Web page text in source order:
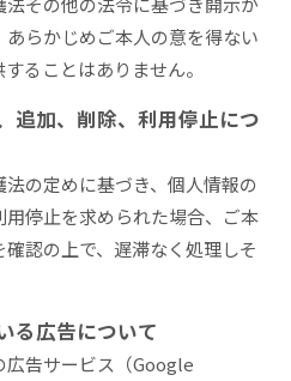
らかじめご本人の意を得ない
ることはありません。
追加、削除、利用停止につ
の定めに基づき、個人情報の
停止を求められた場合、ご本
認の上で、遅滞なく処理しそ
る広告について
広告サービス（Google